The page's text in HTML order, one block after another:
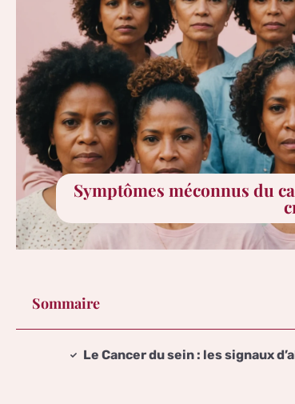
Symptômes méconnus du
Sommaire
Le Cancer du sein : les signaux